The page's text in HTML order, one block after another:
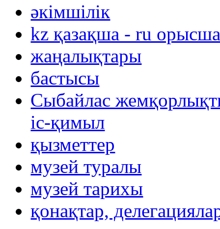
әкімшілік
kz қазақша - ru
жаңалықтары
бастысы
Сыбайлас
іс-қимыл
қызметтер
музей туралы
музей тарихы
қонақтар,